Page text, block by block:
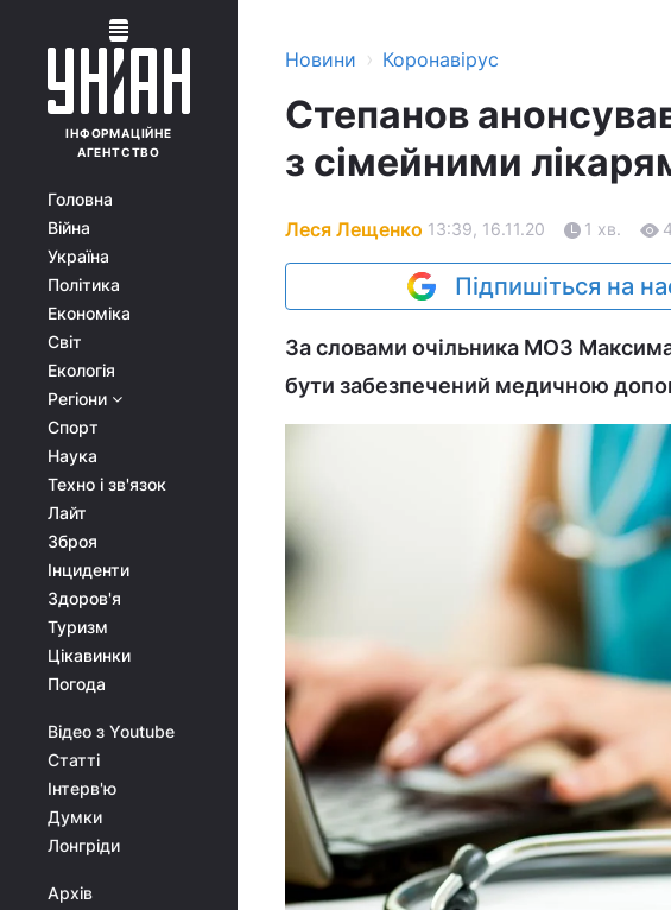
ІНФОРМАЦІЙНЕ
АГЕНТСТВО
Головна
Війна
Україна
Політика
Економіка
Світ
Екологія
Регіони
Спорт
Наука
Техно і зв'язок
Лайт
Зброя
Інциденти
Здоров'я
Туризм
Цікавинки
Погода
Відео з Youtube
Статті
Інтерв'ю
Думки
Лонгріди
Архів
Новини › Коронавірус
Степанов
з сімейними
Леся Лещенко 13:39, 16.11.20 1 хв.
Підпишіться на
За словами очільника МОЗ
бути забезпечений медичною